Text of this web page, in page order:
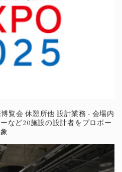
覧会 休憩所他 設計業務 - 会場内
など20施設の設計者をプロポー